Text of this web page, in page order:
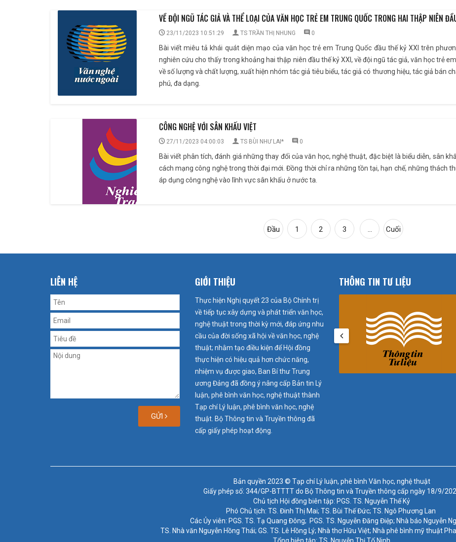
VỀ ĐỘI NGŨ TÁC GIẢ VÀ THỂ LOẠI CỦA VĂN HỌC TRẺ EM TRUNG QUỐC TRONG HAI THẬP NIÊN
23/11/2023 10:51:29 TS TRẦN THỊ NHUNG 0
Bài viết miêu tả khái quát diện mạo của văn học trẻ em Trung Quốc đầu thế kỷ XXI trên
nghiên cứu cho thấy trong khoảng hai thập niên đầu thế kỷ XXI, về đội ngũ tác giả, văn học trẻ
về số lượng và chất lượng, xuất hiện nhóm tác giả tiêu biểu, tác giả có thương hiệu, tác giả bán
phú, đa dạng.
CÔNG NGHỆ VỚI SÂN KHẤU VIỆT
27/11/2023 04:00:03 TS BÙI NHƯ LAI* 0
Bài viết phân tích, đánh giá những thay đổi của văn học, nghệ thuật, đặc biệt là biểu diễn, sân
cách mạng công nghệ trong thời đại mới. Đồng thời chỉ ra những tồn tại, hạn chế, những thách
áp dụng công nghệ vào lĩnh vực sân khấu ở nước ta.
Đầu 1 2 3 ... Cuối
LIÊN HỆ
GỬI
GIỚI THIỆU
Thực hiện Nghị quyết 23 của Bộ Chính trị
về tiếp tục xây dựng và phát triển văn học,
nghệ thuật trong thời kỳ mới, đáp ứng nhu
cầu của đời sống xã hội về văn học, nghệ
thuật; nhằm tạo điều kiện để Hội đồng
thực hiện có hiệu quả hơn chức năng,
nhiệm vụ được giao, Ban Bí thư Trung
ương Đảng đã đồng ý nâng cấp Bản tin Lý
luận, phê bình văn học, nghệ thuật thành
Tạp chí Lý luận, phê bình văn học, nghệ
thuật. Bộ Thông tin và Truyền thông đã
cấp giấy phép hoạt động.
THÔNG TIN TƯ LIỆU
Bản quyền 2023 © Tạp chí Lý luận, phê bình Văn học, nghệ thuật
Giấy phép số: 344/GP-BTTTT do Bộ Thông tin và Truyền thông cấp ngày 18/9/
Chủ tịch Hội đồng biên tập: PGS. TS. Nguyễn Thế Kỷ
Phó Chủ tịch: TS. Đinh Thị Mai; TS. Bùi Thế Đức; TS. Ngô Phương Lan
Các Ủy viên: PGS. TS. Tạ Quang Đông; PGS. TS. Nguyễn Đăng Điệp; Nhà báo Nguyễn
TS. Nhà văn Nguyễn Hồng Thái; GS. TS. Lê Hồng Lý; Nhà thơ Hữu Việt; Nhà phê bình mỹ thuật